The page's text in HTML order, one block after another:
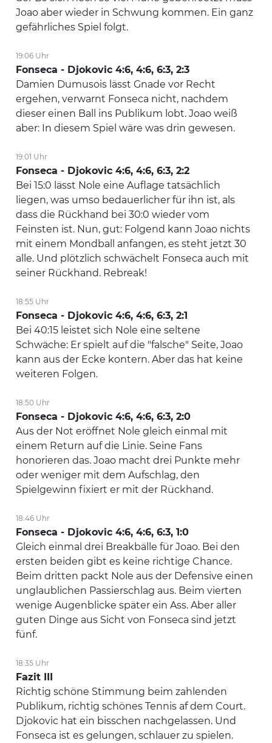
Joao aber wieder in Schwung kommen. Ein ganz
gefährliches Spiel folgt.
19:06 Uhr
Fonseca - Djokovic 4:6, 4:6, 6:3, 2:3
Damien Dumusois lässt Gnade vor Recht
ergehen, verwarnt Fonseca nicht, nachdem
dieser einen Ball ins Publikum lobt. Joao weiß
aber: In diesem Spiel wäre was drin gewesen.
19:01 Uhr
Fonseca - Djokovic 4:6, 4:6, 6:3, 2:2
Bei 15:0 lässt Nole eine Auflage tatsächlich
liegen, was umso bedauerlicher für ihn ist, als
dass die Rückhand bei 30:0 wieder vom
Feinsten ist. Nun, gut: Folgend kann Joao nichts
mit einem Mondball anfangen, es steht jetzt 30
alle. Und plötzlich schwächelt Fonseca auch mit
seiner Rückhand. Rebreak!
18:55 Uhr
Fonseca - Djokovic 4:6, 4:6, 6:3, 2:1
Bei 40:15 leistet sich Nole eine seltene
Schwäche: Er spielt auf die "falsche" Seite, Joao
kann aus der Ecke kontern. Aber das hat keine
weiteren Folgen.
18:50 Uhr
Fonseca - Djokovic 4:6, 4:6, 6:3, 2:0
Aus der Not eröffnet Nole gleich einmal mit
einem Return auf die Linie. Seine Fans
honorieren das. Joao macht drei Punkte mehr
oder weniger mit dem Aufschlag, den
Spielgewinn fixiert er mit der Rückhand.
18:46 Uhr
Fonseca - Djokovic 4:6, 4:6, 6:3, 1:0
Gleich einmal drei Breakbälle für Joao. Bei den
ersten beiden gibt es keine richtige Chance.
Beim dritten packt Nole aus der Defensive einen
unglaublichen Passierschlag aus. Beim vierten
wenige Augenblicke später ein Ass. Aber aller
guten Dinge aus Sicht von Fonseca sind jetzt
fünf.
18:35 Uhr
Fazit III
Richtig schöne Stimmung beim zahlenden
Publikum, richtig schönes Tennis af dem Court.
Djokovic hat ein bisschen nachgelassen. Und
Fonseca ist es gelungen, schlauer zu spielen.